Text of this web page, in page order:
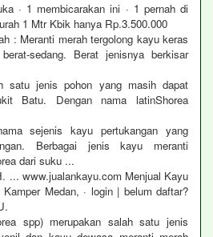
· 1 membicarakan ini · 1 pernah di
1 Mtr Kbik hanya Rp.3.500.000
: Meranti merah tergolong kayu keras
sedang. Berat jenisnya berkisar
satu jenis pohon yang masih dapat
Batu. Dengan nama latinShorea
sejenis kayu pertukangan yang
Berbagai jenis kayu meranti
dari suku ...
... www.jualankayu.com Menjual Kayu
Medan, · login | belum daftar?
spp) merupakan salah satu jenis